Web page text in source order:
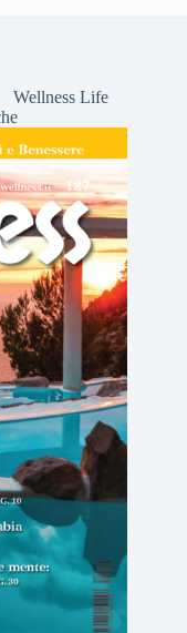
Wellness Life